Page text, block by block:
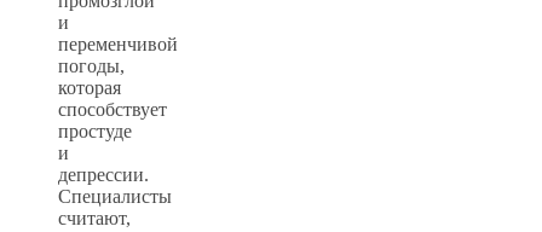
и
переменчивой
погоды,
которая
способствует
простуде
и
депрессии.
Специалисты
считают,